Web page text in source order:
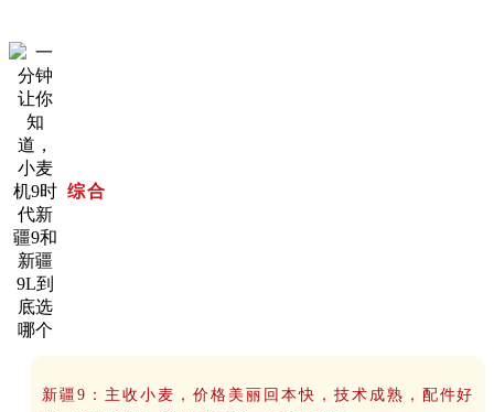
综合
新疆9：主收小麦，价格美丽回本快，技术成熟，配件好